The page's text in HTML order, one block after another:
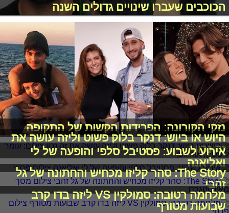
הכוכבים שעברו שינויים גדולים השנה
נזקי הקורונה: הפרידות הקשות של התקופה
היוש או ביוש: דנקר בלוק פשוט וליזה עושה את
זה נכון
אירוע לשבוע: פסטיבל סלפי והופעה של לי
ואליאנה
The Story: סהר קליזו מכחיש והחתונה של גל
זהבי
מלחמה רטובה: סמולקין VS ליזה בדו קרב
שבועות מטורף